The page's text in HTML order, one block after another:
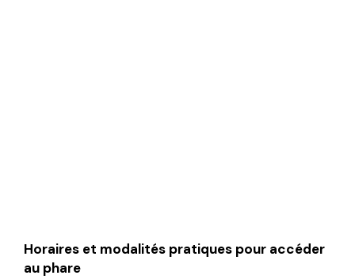
Horaires et modalités pratiques pour accéder
au phare